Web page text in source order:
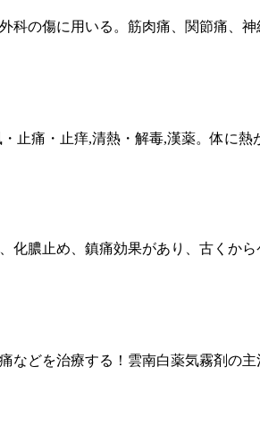
の傷に用いる。筋肉痛、関節痛、
止痛・止痒,清熱・解毒,漢薬。体に
膿止め、鎮痛効果があり、古くか
どを治療する！雲南白薬気霧剤の